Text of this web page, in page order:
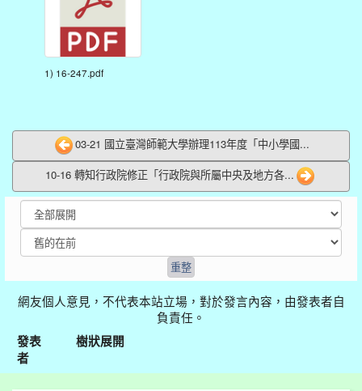
1) 16-247.pdf
03-21 國立臺灣師範大學辦理113年度「中小學國...
10-16 轉知行政院修正「行政院與所屬中央及地方各...
網友個人意見，不代表本站立場，對於發言內容，由發表者自
負責任。
發表
者
樹狀展開